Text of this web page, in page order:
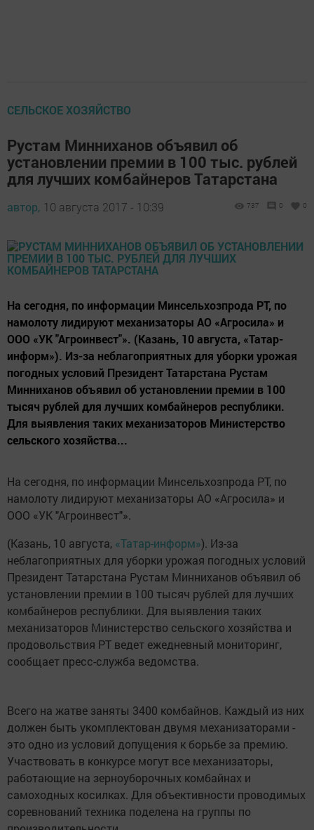
СЕЛЬСКОЕ ХОЗЯЙСТВО
Рустам Минниханов объявил об
установлении премии в 100 тыс. рублей
для лучших комбайнеров Татарстана
автор, 10 августа 2017 - 10:39 737 0 0
На сегодня, по информации Минсельхозпрода РТ, по
намолоту лидируют механизаторы АО «Агросила» и
ООО «УК "Агроинвест"». (Казань, 10 августа, «Татар-
информ»). Из-за неблагоприятных для уборки урожая
погодных условий Президент Татарстана Рустам
Минниханов объявил об установлении премии в 100
тысяч рублей для лучших комбайнеров республики.
Для выявления таких механизаторов Министерство
сельского хозяйства...
На сегодня, по информации Минсельхозпрода РТ, по
намолоту лидируют механизаторы АО «Агросила» и
ООО «УК "Агроинвест"».
(Казань, 10 августа, «Татар-информ»). Из-за
неблагоприятных для уборки урожая погодных условий
Президент Татарстана Рустам Минниханов объявил об
установлении премии в 100 тысяч рублей для лучших
комбайнеров республики. Для выявления таких
механизаторов Министерство сельского хозяйства и
продовольствия РТ ведет ежедневный мониторинг,
сообщает пресс-служба ведомства.
Всего на жатве заняты 3400 комбайнов. Каждый из них
должен быть укомплектован двумя механизаторами -
это одно из условий допущения к борьбе за премию.
Участвовать в конкурсе могут все механизаторы,
работающие на зерноуборочных комбайнах и
самоходных косилках. Для объективности проводимых
соревнований техника поделена на группы по